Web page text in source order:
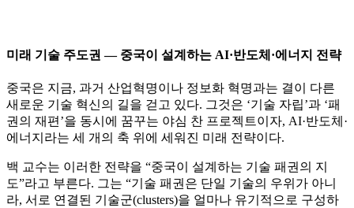
미래 기술 주도권 — 중국이 설계하는 AI·반도체·에너지 전략
중국은 지금, 과거 산업혁명이나 정보화 혁명과는 결이 다른
새로운 기술 혁신의 길을 걷고 있다. 그것은 ‘기술 자립’과 ‘패
권의 재편’을 동시에 꿈꾸는 야심 찬 프로젝트이자, AI·반도체·
에너지라는 세 개의 축 위에 세워진 미래 전략이다.
백 교수는 이러한 전략을 “중국이 설계하는 기술 패권의 지
도”라고 부른다. 그는 “기술 패권은 단일 기술의 우위가 아니
라, 서로 연결된 기술군(clusters)을 얼마나 유기적으로 구성하